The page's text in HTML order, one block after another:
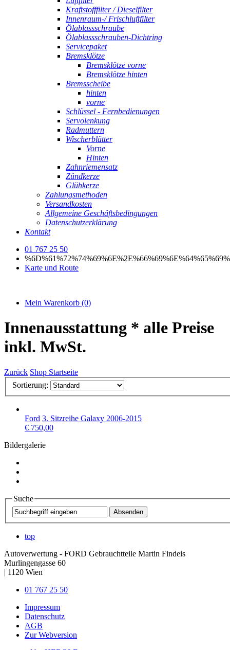
Kraftstofffilter / Dieselfilter
Innenraum-/ Frischluftfilter
Ölablassschraube
Ölablassschrauben-Dichtring
Servicepaket
Bremsklötze
Bremsklötze vorne
Bremsklötze hinten
Bremsscheibe
hinten
vorne
Schlüssel - Fernbedienungen
Servolenkung
Radmuttern
Wischerblätter
Vorne
Hinten
Zahnriemensatz
Zündkerze
Glühkerze
Zahlungsmethoden
Versandkosten
Allgemeine Geschäftsbedingungen
Datenschutzerklärung
Kontakt
01 767 25 50
Karte und Route
Mein Warenkorb (0)
Innenausstattung * alle Preise
inkl. MwSt.
Zurück Shop Startseite
Sortierung:
Ford 3. Sitzreihe Galaxy 2006-2015
€ 750,00
Bildergalerie
Suche
top
Autoverwertung - FORD Gebrauchtteile Martin Findeis
Murlingengasse 60
| 1120 Wien
01 767 25 50
Impressum
Datenschutz
AGB
Zur Webversion